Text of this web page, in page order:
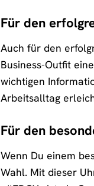
Für den
Auch für den
Business-Outfit
wichtigen
Arbeitsalltag
Für den
Wenn Du einem
Wahl. Mit dieser